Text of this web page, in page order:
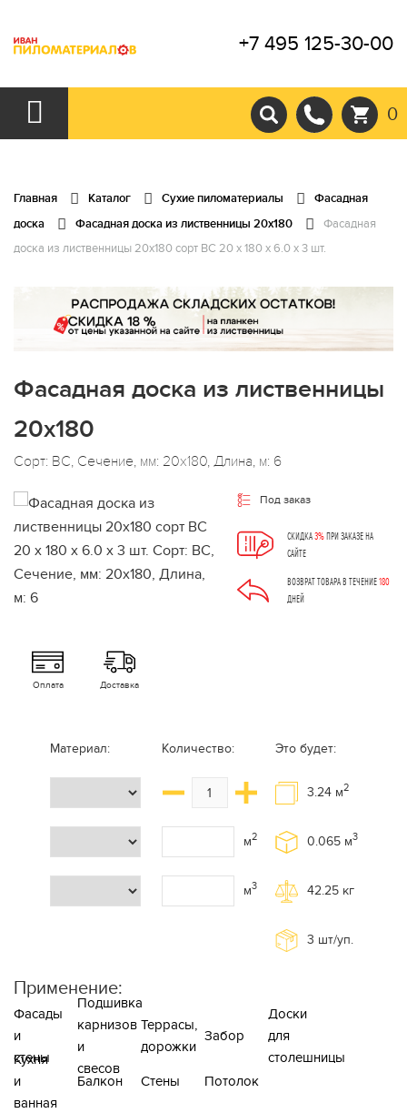
+7 495 125-30-00
0
Главная Каталог Сухие пиломатериалы
Фасадная
доска
Фасадная доска из лиственницы 20х180
Фасадная
доска из лиственницы 20х180 сорт ВС 20 x 180 x 6.0 x 3 шт.
Фасадная доска из лиственницы
20х180
Сорт: ВС, Сечение, мм: 20x180, Длина, м: 6
Под заказ
СКИДКА3%ПРИ ЗАКАЗЕ НА
САЙТЕ
ВОЗВРАТ ТОВАРА В ТЕЧЕНИЕ180
ДНЕЙ
Оплата Доставка
Материал: Количество:
м2
м3
Это будет:
3.24 м2
0.065 м3
42.25 кг
3 шт/уп.
Применение:
Фасады
и
стены
Подшивка
карнизов
и
свесов
Террасы,
дорожки
Забор
Доски
для
столешницы
Кухня
и
ванная
Балкон Стены Потолок